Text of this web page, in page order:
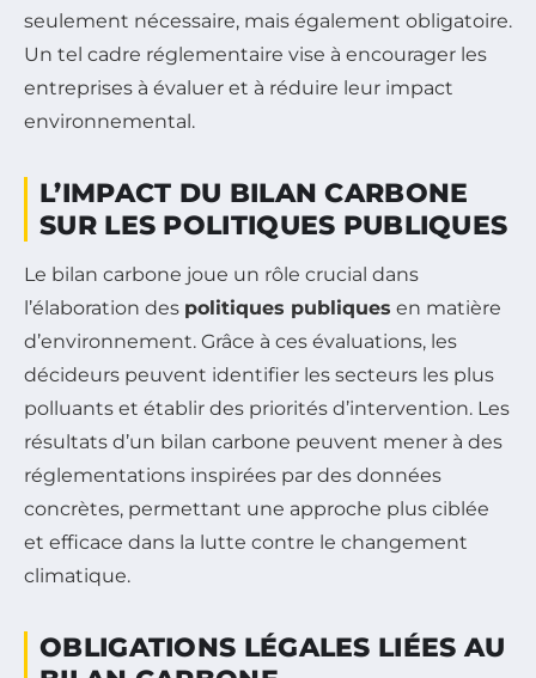
seulement nécessaire, mais également obligatoire.
Un tel cadre réglementaire vise à encourager les
entreprises à évaluer et à réduire leur impact
environnemental.
L’IMPACT DU BILAN CARBONE
SUR LES POLITIQUES PUBLIQUES
Le bilan carbone joue un rôle crucial dans
l’élaboration des politiques publiques en matière
d’environnement. Grâce à ces évaluations, les
décideurs peuvent identifier les secteurs les plus
polluants et établir des priorités d’intervention. Les
résultats d’un bilan carbone peuvent mener à des
réglementations inspirées par des données
concrètes, permettant une approche plus ciblée
et efficace dans la lutte contre le changement
climatique.
OBLIGATIONS LÉGALES LIÉES AU